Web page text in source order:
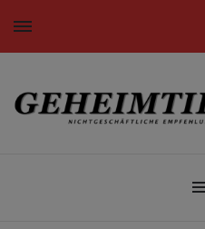
Nichtgeschäftliche Empfehlungen